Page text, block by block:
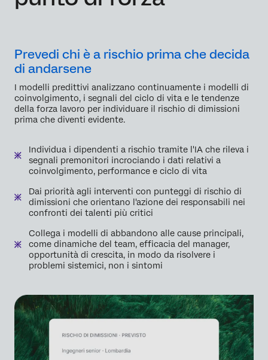
Prevedi chi è a rischio prima che decida
di andarsene
I modelli predittivi analizzano continuamente i modelli di
coinvolgimento, i segnali del ciclo di vita e le tendenze
della forza lavoro per individuare il rischio di dimissioni
prima che diventi evidente.
Individua i dipendenti a rischio tramite l'IA che rileva i
segnali premonitori incrociando i dati relativi a
coinvolgimento, performance e ciclo di vita
Dai priorità agli interventi con punteggi di rischio di
dimissioni che orientano l'azione dei responsabili nei
confronti dei talenti più critici
Collega i modelli di abbandono alle cause principali,
come dinamiche del team, efficacia del manager,
opportunità di crescita, in modo da risolvere i
problemi sistemici, non i sintomi